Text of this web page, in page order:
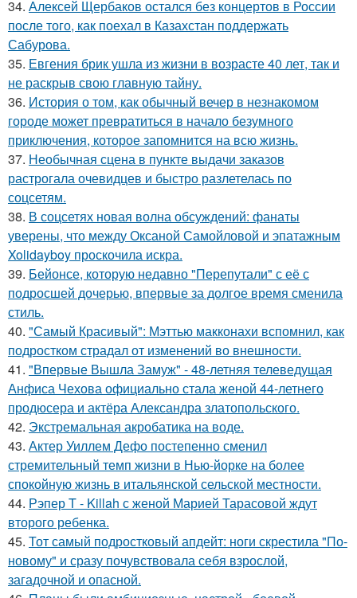
34. Алексей Щербаков остался без концертов в России
после того, как поехал в Казахстан поддержать
Сабурова.
35. Евгения брик ушла из жизни в возрасте 40 лет, так и
не раскрыв свою главную тайну.
36. История о том, как обычный вечер в незнакомом
городе может превратиться в начало безумного
приключения, которое запомнится на всю жизнь.
37. Необычная сцена в пункте выдачи заказов
растрогала очевидцев и быстро разлетелась по
соцсетям.
38. В соцсетях новая волна обсуждений: фанаты
уверены, что между Оксаной Самойловой и эпатажным
Xolidayboy проскочила искра.
39. Бейонсе, которую недавно "Перепутали" с её с
подросшей дочерью, впервые за долгое время сменила
стиль.
40. "Самый Красивый": Мэттью макконахи вспомнил, как
подростком страдал от изменений во внешности.
41. "Впервые Вышла Замуж" - 48-летняя телеведущая
Анфиса Чехова официально стала женой 44-летнего
продюсера и актёра Александра златопольского.
42. Экстремальная акробатика на воде.
43. Актер Уиллем Дефо постепенно сменил
стремительный темп жизни в Нью-йорке на более
спокойную жизнь в итальянской сельской местности.
44. Рэпер T - Killah с женой Марией Тарасовой ждут
второго ребенка.
45. Тот самый подростковый апдейт: ноги скрестила "По-
новому" и сразу почувствовала себя взрослой,
загадочной и опасной.